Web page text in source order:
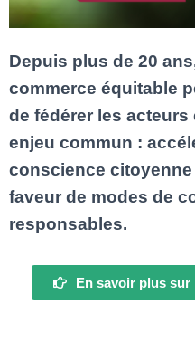
Depuis plus de 20
commerce équitable
de fédérer les acteurs
enjeu commun :
conscience citoyenne
faveur de modes de
responsables.
En savoir plus